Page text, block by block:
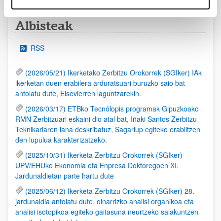
Albisteak
RSS
(2026/05/21) Ikerketako Zerbitzu Orokorrek (SGIker) IAk
ikerketan duen erabilera arduratsuari buruzko saio bat
antolatu dute, Elsevierren laguntzarekin.
(2026/03/17) ETBko Tecnólopis programak Gipuzkoako
RMN Zerbitzuari eskaini dio atal bat, Iñaki Santos Zerbitzu
Teknikariaren lana deskribatuz, Sagarlup egiteko erabiltzen
den lupulua karakterizatzeko.
(2025/10/31) Ikerketa Zerbitzu Orokorrek (SGIker)
UPV/EHUko Ekonomia eta Enpresa Doktoregoen XI.
Jardunaldietan parte hartu dute
(2025/06/12) Ikerketa Zerbitzu Orokorrek (SGIker) 28.
jardunaldia antolatu dute, oinarrizko analisi organikoa eta
analisi isotopikoa egiteko gaitasuna neurtzeko saiakuntzen